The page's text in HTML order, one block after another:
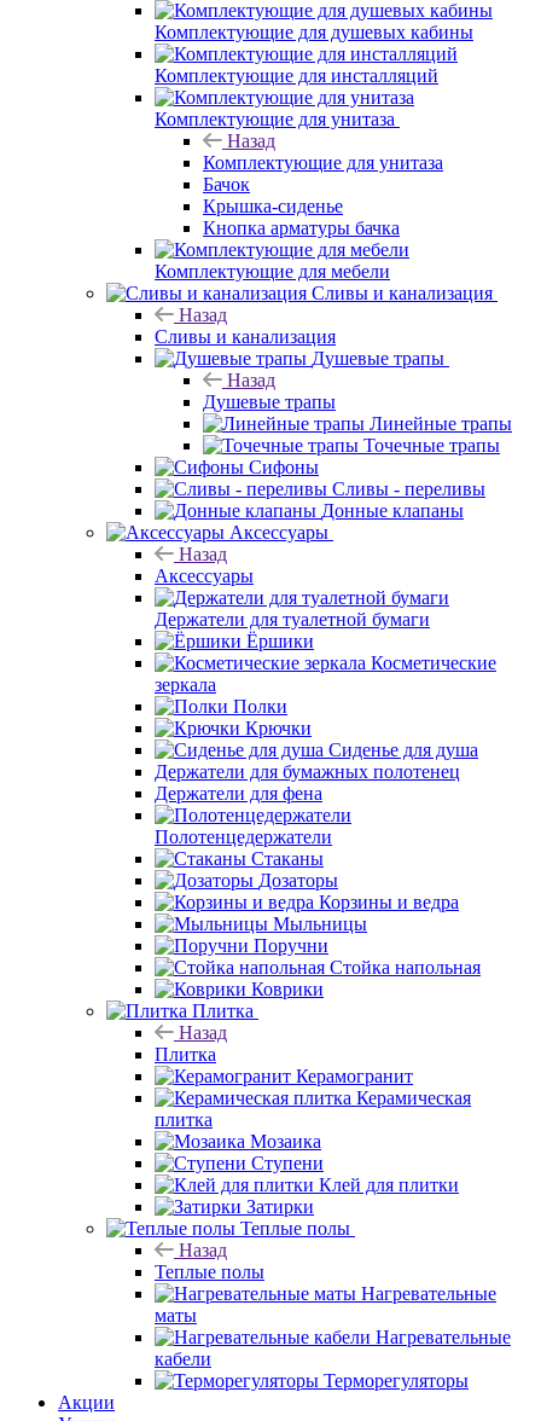
Комплектующие для душевых кабины
Комплектующие для инсталляций
Комплектующие для унитаза
Назад
Комплектующие для унитаза
Бачок
Крышка-сиденье
Кнопка арматуры бачка
Комплектующие для мебели
Сливы и канализация
Назад
Сливы и канализация
Душевые трапы
Назад
Душевые трапы
Линейные трапы
Точечные трапы
Сифоны
Сливы - переливы
Донные клапаны
Аксессуары
Назад
Аксессуары
Держатели для туалетной бумаги
Ёршики
Косметические
зеркала
Полки
Крючки
Сиденье для душа
Держатели для бумажных полотенец
Держатели для фена
Полотенцедержатели
Стаканы
Дозаторы
Корзины и ведра
Мыльницы
Поручни
Стойка напольная
Коврики
Плитка
Назад
Плитка
Керамогранит
Керамическая
плитка
Мозаика
Ступени
Клей для плитки
Затирки
Теплые полы
Назад
Теплые полы
Нагревательные
маты
Нагревательные
кабели
Терморегуляторы
Акции